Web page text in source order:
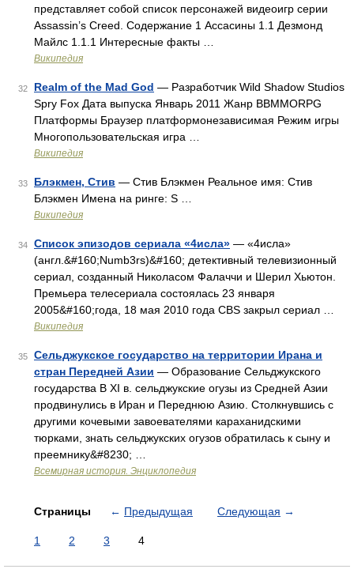
представляет собой список персонажей видеоигр серии
Assassin’s Creed. Содержание 1 Ассасины 1.1 Дезмонд
Майлс 1.1.1 Интересные факты …
Википедия
32 Realm of the Mad God — Разработчик Wild Shadow Studios
Spry Fox Дата выпуска Январь 2011 Жанр BBMMORPG
Платформы Браузер платформонезависимая Режим игры
Многопользовательская игра …
Википедия
33 Блэкмен, Стив — Стив Блэкмен Реальное имя: Стив
Блэкмен Имена на ринге: S …
Википедия
34 Список эпизодов сериала «4исла» — «4исла»
(англ.&#160;Numb3rs)&#160; детективный телевизионный
сериал, созданный Николасом Фалаччи и Шерил Хьютон.
Премьера телесериала состоялась 23 января
2005&#160;года, 18 мая 2010 года CBS закрыл сериал …
Википедия
35
Сельджукское государство на территории Ирана и
стран Передней Азии — Образование Сельджукского
государства В XI в. сельджукские огузы из Средней Азии
продвинулись в Иран и Переднюю Азию. Столкнувшись с
другими кочевыми завоевателями караханидскими
тюрками, знать сельджукских огузов обратилась к сыну и
преемнику&#8230; …
Всемирная история. Энциклопедия
Страницы ← Предыдущая Следующая →
1 2 3 4